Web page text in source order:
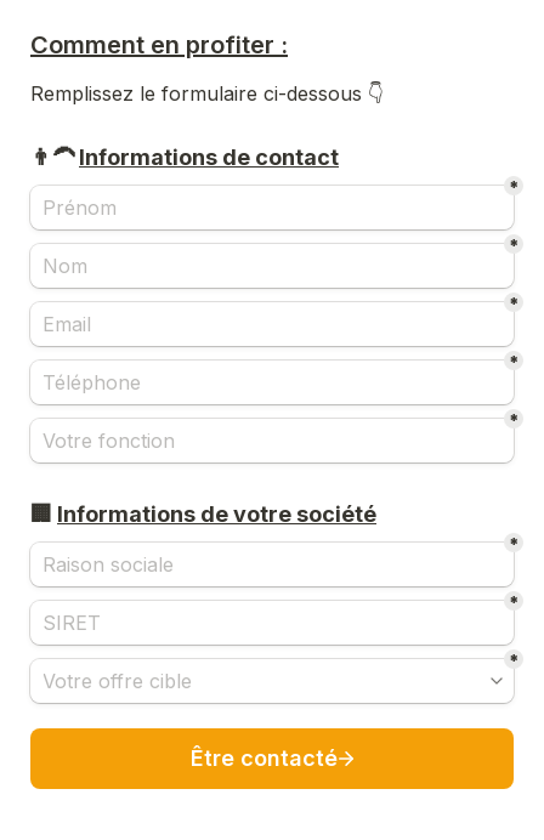
Comment en profiter :
Remplissez le formulaire ci-dessous 👇
👨‍🦱 Informations de contact
*
*
*
*
*
🏢 Informations de votre société
*
*
*
Être contacté